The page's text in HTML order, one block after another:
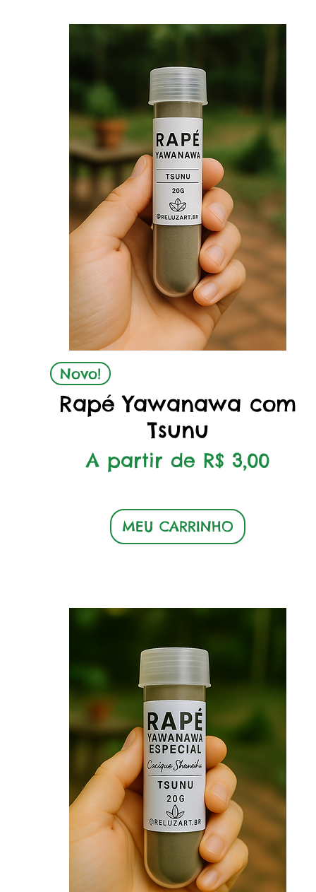
Novo!
Rapé Yawanawa com
Tsunu
A partir de R$ 3,00
Preço promocional
MEU CARRINHO